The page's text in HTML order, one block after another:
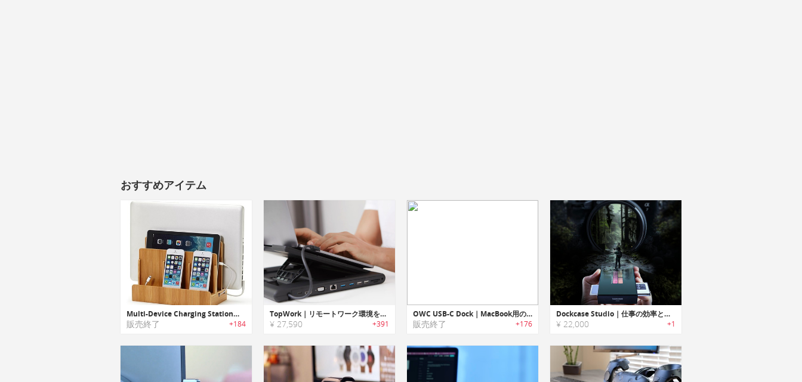
おすすめアイテム
Multi-Device Charging Station｜マルチデバイス充電ステーション
販売終了 +184
TopWork｜リモートワーク環境を改善する3 in 1ワークステーション「トップワーク」
¥ 27,590 +391
OWC USB-C Dock｜MacBook用のUSBドック
販売終了 +176
Dockcase Studio｜仕事の効率と生産性を向上する8-in-1ドッキングステーション
¥ 22,000 +1